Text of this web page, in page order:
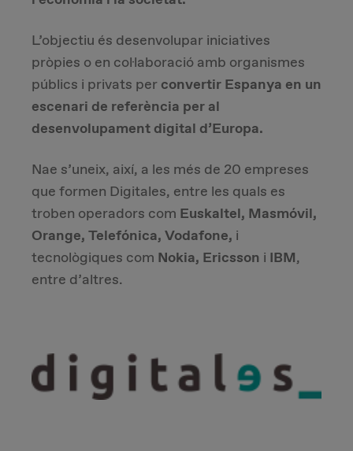
Due Diligence
Carve-out
Post Merger Integration
Business Strategy
Market Strategy & Screening Analysis
Performance Transformation
L’objectiu és desenvolupar iniciatives
pròpies o en col·laboració amb organismes
públics i privats per convertir Espanya en un
escenari de referència per al
desenvolupament digital d’Europa.
Nae s’uneix, així, a les més de 20 empreses
que formen Digitales, entre les quals es
troben operadors com Euskaltel, Masmóvil,
Orange, Telefónica, Vodafone, i
tecnològiques com Nokia, Ericsson i IBM,
entre d’altres.